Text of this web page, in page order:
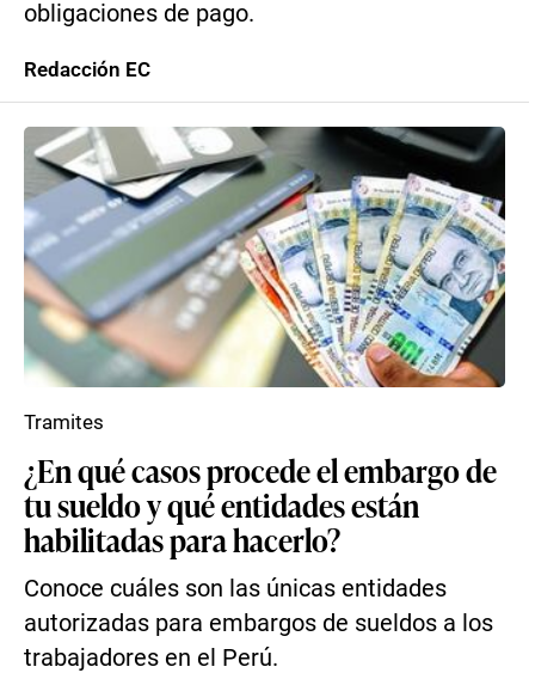
obligaciones de pago.
Redacción EC
¿En qué casos procede el embargo de
tu sueldo y qué entidades están
habilitadas para hacerlo?
Conoce cuáles son las únicas entidades
autorizadas para embargos de sueldos a los
trabajadores en el Perú.
Tramites